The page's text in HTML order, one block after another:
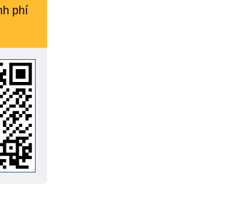
phí